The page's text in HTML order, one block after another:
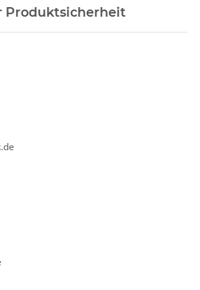
Produktsicherheit